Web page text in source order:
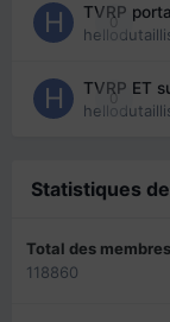
0
TVRP
0
TVRP ET
Statistiques
Total des membres
118860